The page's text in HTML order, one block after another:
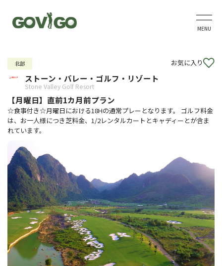
MENU
北部 お気に入り
ストーン・バレー・ゴルフ・リゾート
Stone Valley Golf Resort
【月曜日】直前1カ月前プラン
☆食事付き☆月曜日における18Hの通常プレーとなります。 ゴルフ料金
は、お一人様につき芝料金、1/2レンタルカートとキャディーとが含ま
れています。